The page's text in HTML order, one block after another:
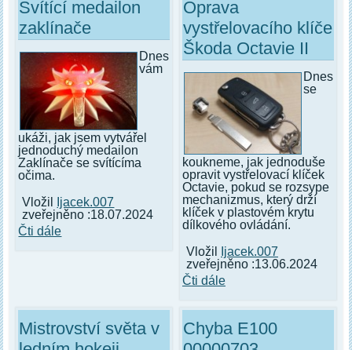
Svítící medailon
zaklínače
Dnes
vám
ukáži, jak jsem vytvářel
jednoduchý medailon
Zaklínače se svítícíma
očima.
Vložil
Ijacek.007
zveřejněno :18.07.2024
Čti dále
Oprava
vystřelovacího klíče
Škoda Octavie II
Dnes
se
koukneme, jak jednoduše
opravit vystřelovací klíček
Octavie, pokud se rozsype
mechanizmus, který drží
klíček v plastovém krytu
dílkového ovládání.
Vložil
Ijacek.007
zveřejněno :13.06.2024
Čti dále
Mistrovství světa v
Chyba E100